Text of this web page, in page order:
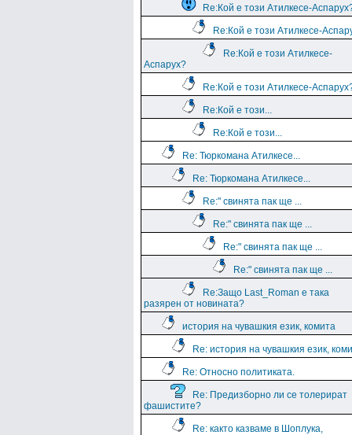
Re:Кой е този Атилкесе-
Re:Кой е този Атилкесе-
Re:Кой е този Атилкесе-
Аспарух?
Re:Кой е този Атилкесе-
Re:Кой е този...
Re:Кой е този...
Re: Тюркомана Атилкесе...
Re: Тюркомана Атилкесе...
Re:" свинята пак ще ...
Re:" свинята пак ще ...
Re:" свинята пак ще ...
Re:" свинята пак ще ...
Re:Защо Last_Roman e така
разярен от новината?
история на чувашкия език, комита
Re: история на чувашкия език,
Re: Относно политиката.
Re: Предизборно ли се толерират
фашистите?
Re: както казваме в Шоплука,